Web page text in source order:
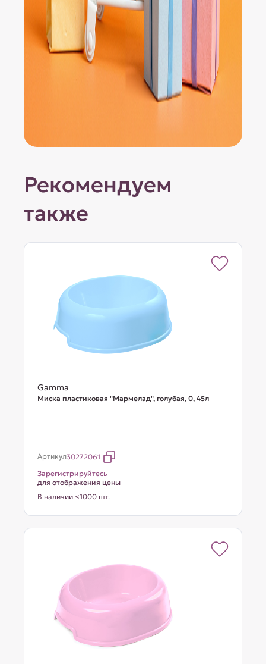
Рекомендуем
также
Gamma
Миска пластиковая "Мармелад", голубая, 0, 45л
Артикул30272061
Зарегистрируйтесь
для отображения цены
В наличии <1000 шт.